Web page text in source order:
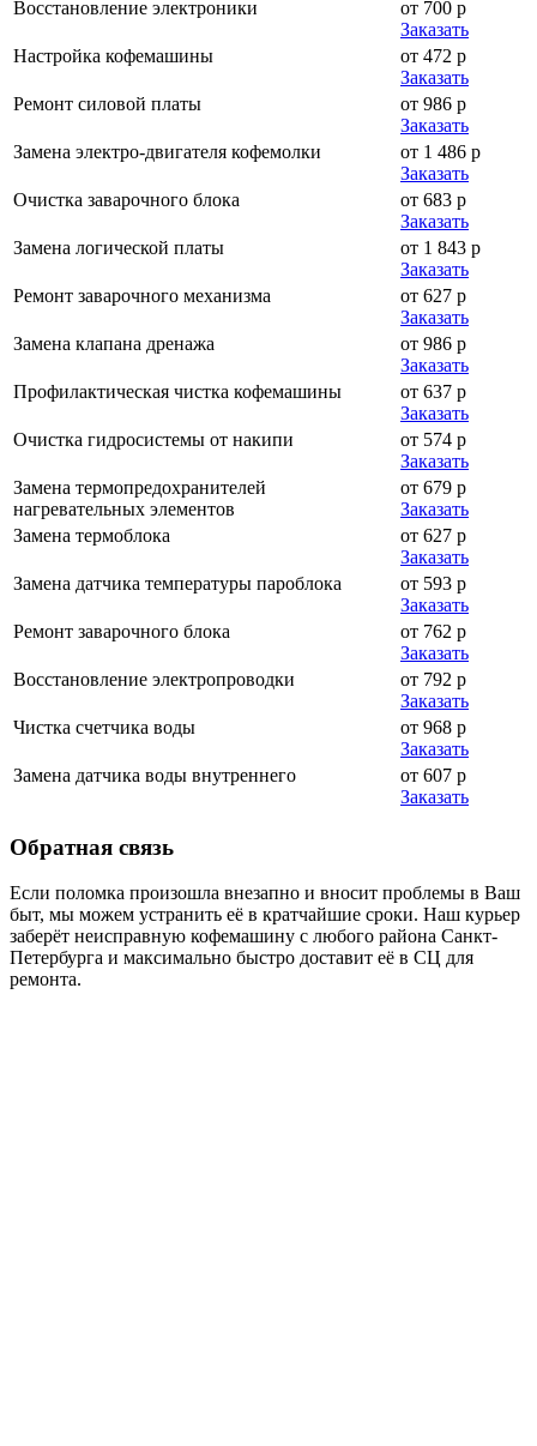
Восстановление электроники
от 700 р
Заказать
Настройка кофемашины
от 472 р
Заказать
Ремонт силовой платы
от 986 р
Заказать
Замена электро-двигателя кофемолки
от 1 486 р
Заказать
Очистка заварочного блока
от 683 р
Заказать
Замена логической платы
от 1 843 р
Заказать
Ремонт заварочного механизма
от 627 р
Заказать
Замена клапана дренажа
от 986 р
Заказать
Профилактическая чистка кофемашины
от 637 р
Заказать
Очистка гидросистемы от накипи
от 574 р
Заказать
Замена термопредохранителей
нагревательных элементов
от 679 р
Заказать
Замена термоблока
от 627 р
Заказать
Замена датчика температуры пароблока
от 593 р
Заказать
Ремонт заварочного блока
от 762 р
Заказать
Восстановление электропроводки
от 792 р
Заказать
Чистка счетчика воды
от 968 р
Заказать
Замена датчика воды внутреннего
от 607 р
Заказать
Обратная связь
Если поломка произошла внезапно и вносит проблемы в Ваш
быт, мы можем устранить её в кратчайшие сроки. Наш курьер
заберёт неисправную кофемашину с любого района Санкт-
Петербурга и максимально быстро доставит её в СЦ для
ремонта.